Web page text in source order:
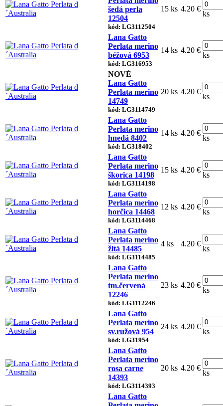
šedá perla
12504
kód: LG3112504
15 ks 4.20 €
ks
Lana Gatto
Perlata merino
béžová 6953
kód: LG316953
14 ks 4.20 €
ks
NOVÉ
Lana Gatto
Perlata merino
14749
kód: LG3114749
20 ks 4.20 €
ks
Lana Gatto
Perlata merino
hnedá 8402
kód: LG318402
14 ks 4.20 €
ks
Lana Gatto
Perlata merino
škorica 14198
kód: LG3114198
15 ks 4.20 €
ks
Lana Gatto
Perlata merino
horčica 14468
kód: LG3114468
12 ks 4.20 €
ks
Lana Gatto
Perlata merino
žltá 14485
kód: LG3114485
4 ks 4.20 €
ks
Lana Gatto
Perlata merino
tm.červená
12246
kód: LG3112246
23 ks 4.20 €
ks
Lana Gatto
Perlata merino
sv.ružová 954
kód: LG31954
24 ks 4.20 €
ks
Lana Gatto
Perlata merino
rosa carne
14393
kód: LG3114393
20 ks 4.20 €
ks
Lana Gatto